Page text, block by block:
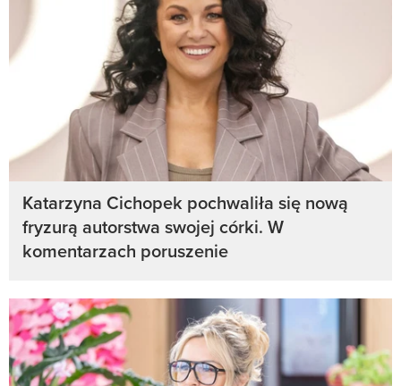
Katarzyna Cichopek pochwaliła się nową
fryzurą autorstwa swojej córki. W
komentarzach poruszenie